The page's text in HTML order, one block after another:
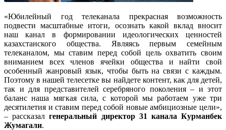
«Юбилейный год телеканала прекрасная возможность
подвести масштабные итоги, осознать какой вклад вносит
наш канал в формировании идеологических ценностей
казахстанского общества. Являясь первым семейным
телеканалом, мы ставим перед собой цель охватить своим
вниманием всех членов ячейки общества и найти свой
особенный жанровый язык, чтобы быть на связи с каждым.
Поэтому в нашей телесетке вы найдете контент, как для детей,
так и для представителей серебряного поколения – и этот
баланс наша мягкая сила, с которой мы работаем уже три
десятилетия и ставим перед собой новые амбициозные цели»,
– рассказалгенеральный директор 31 канала Курманбек
Жумагали.